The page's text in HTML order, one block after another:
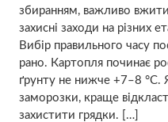
збиранням, важливо
захисні заходи на різних
Вибір правильного часу
рано. Картопля починає
ґрунту не нижче +7–8 °C.
заморозки, краще
захистити грядки. […]